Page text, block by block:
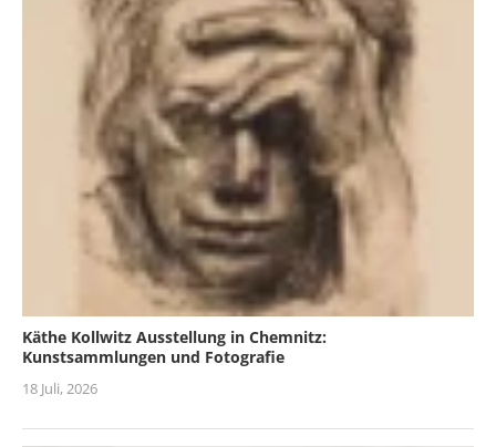
Käthe Kollwitz Ausstellung in Chemnitz:
Kunstsammlungen und Fotografie
18 Juli, 2026